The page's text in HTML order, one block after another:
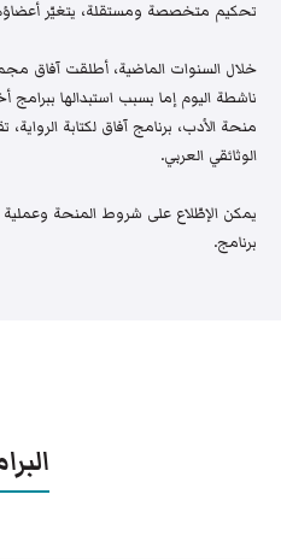
تحكيم متخصصة ومستقلة، يتغيّر
خلال السنوات الماضية، أطلقت آفاق
ناشطة اليوم إما بسبب استبدالها
منحة الأدب، برنامج آفاق لكتابة
الوثائقي العربي.
يمكن الإطّلاع على شروط المنحة
برنامج.